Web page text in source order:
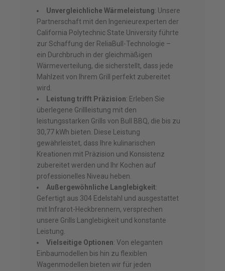
Unvergleichliche Wärmeleistung: Unsere
Partnerschaft mit den Ingenieurexperten der
California Polytechnic State University führte
zur Schaffung der ReliaBull-Technologie –
ein Durchbruch in der gleichmäßigen
Wärmeverteilung, die sicherstellt, dass jede
Mahlzeit von Ihrem Grill perfekt zubereitet
wird.
Leistung trifft Präzision: Erleben Sie
überlegene Grillleistung mit den
leistungsstarken Grills von Bull BBQ, die bis zu
30,77 kWh bieten. Diese Leistung
gewährleistet, dass Ihre kulinarischen
Kreationen mit Präzision und Konsistenz
zubereitet werden und Ihr Kochen auf
professionelles Niveau heben.
Außergewöhnliche Langlebigkeit:
Gefertigt aus 304 Edelstahl und ausgestattet
mit Infrarot-Heckbrennern, versprechen
unsere Grills Langlebigkeit und konstante
Leistung.
Vielseitige Optionen: Von eleganten
Einbaumodellen bis hin zu flexiblen
Wagenmodellen bieten wir für jeden